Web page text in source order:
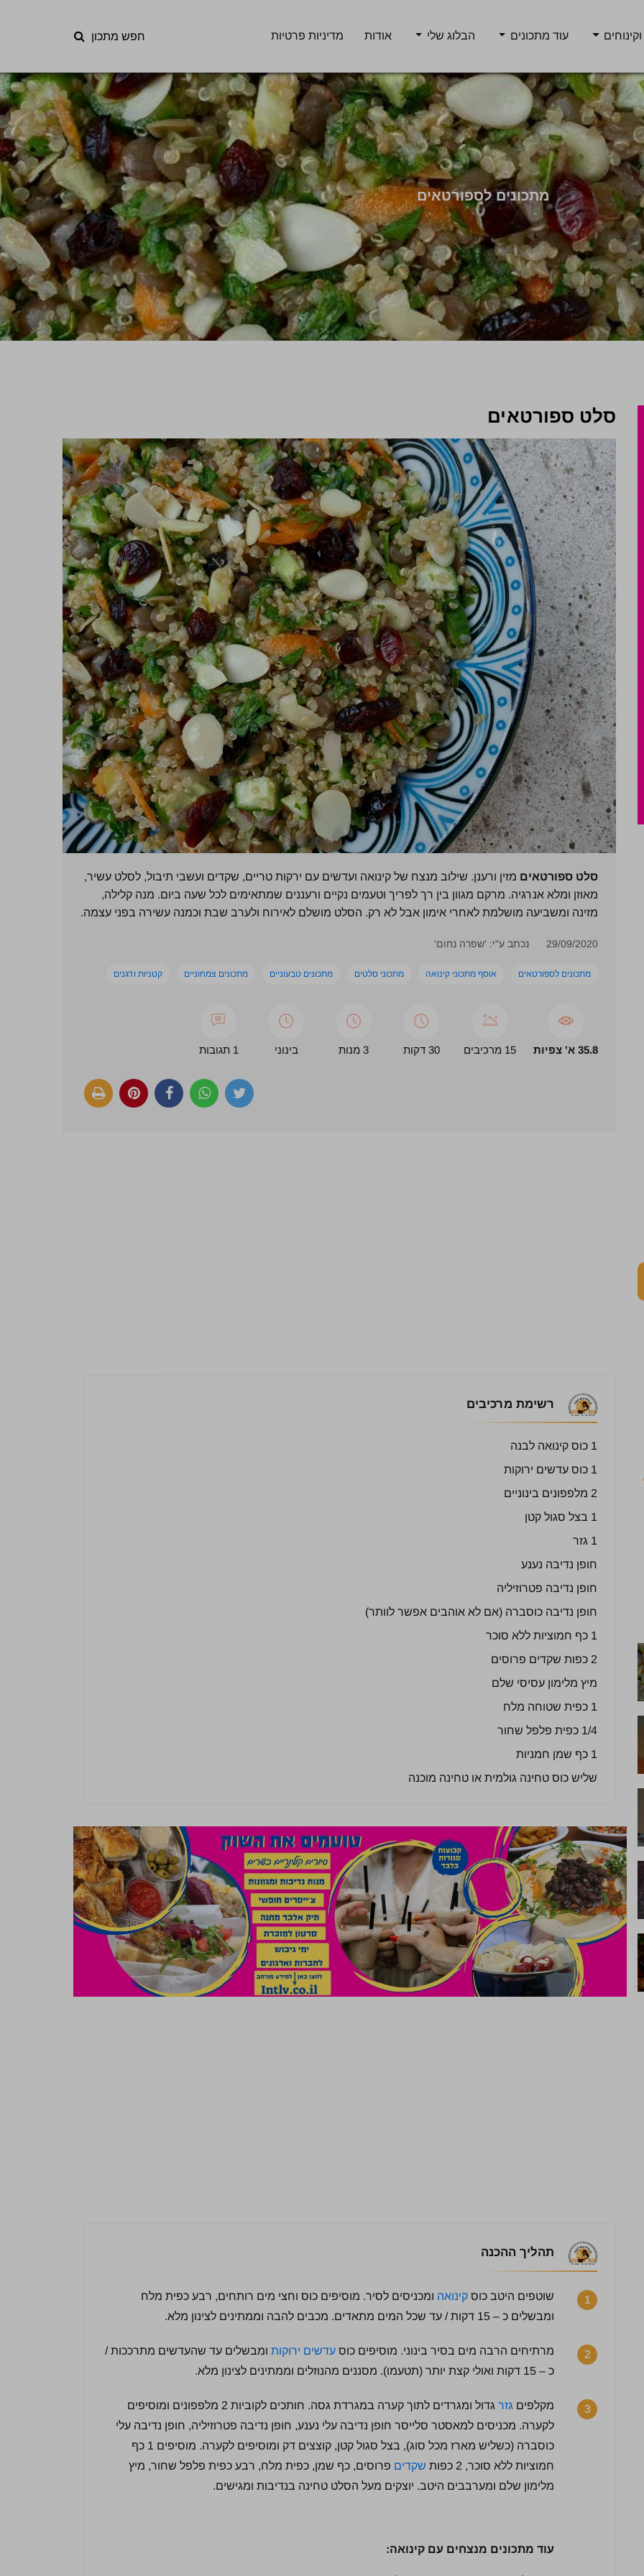
עוד מתכונים הבלוג שלי אודות מדיניות פרטיות חפש מתכון
מתכונים לספורטאים
סלט ספורטאים
סלט ספורטאים מזין ורענן. שילוב מנצח של קינואה ועדשים עם ירקות טריים, שקדים ועשבי תיבול, לסלט עשיר,
מאוזן ומלא אנרגיה. מרקם מגוון בין רך לפריך וטעמים נקיים ורעננים שמתאימים לכל שעה ביום. מנה קלילה,
מזינה ומשביעה מושלמת לאחרי אימון אבל לא רק. הסלט מושלם לאירוח ולערב שבת וכמנה עשירה בפני עצמה.
29/09/2020 נכתב ע"י: 'שפרה נחום'
מתכונים לספורטאים אוסף מתכוני קינואה מתכוני סלטים מתכונים טבעוניים מתכונים צמחוניים קטניות ודגנים
35.8 א' צפיות 15 מרכיבים 30 דקות 3 מנות בינוני 1 תגובות
רשימת מרכיבים
1 כוס קינואה לבנה
1 כוס עדשים ירוקות
2 מלפפונים בינוניים
1 בצל סגול קטן
1 גזר
חופן נדיבה נענע
חופן נדיבה פטרוזיליה
חופן נדיבה כוסברה (אם לא אוהבים אפשר לוותר)
1 כף חמוציות ללא סוכר
2 כפות שקדים פרוסים
מיץ מלימון עסיסי שלם
1 כפית שטוחה מלח
1/4 כפית פלפל שחור
1 כף שמן חמניות
שליש כוס טחינה גולמית או טחינה מוכנה
תהליך ההכנה
1 שוטפים היטב כוס קינואה ומכניסים לסיר. מוסיפים כוס וחצי מים רותחים, רבע כפית מלח
ומבשלים כ – 15 דקות / עד שכל המים מתאדים. מכבים להבה וממתינים לצינון מלא.
2 מרתיחים הרבה מים בסיר בינוני. מוסיפים כוס עדשים ירוקות ומבשלים עד שהעדשים מתרככות /
כ – 15 דקות ואולי קצת יותר (תטעמו). מסננים מהנוזלים וממתינים לצינון מלא.
3 מקלפים גזר
גדול ומגרדים לתוך קערה במגרדת גסה. חותכים לקוביות 2 מלפפונים ומוסיפים
לקערה. מכניסים למאסטר סלייסר חופן נדיבה עלי נענע, חופן נדיבה פטרוזיליה, חופן נדיבה עלי
כוסברה (כשליש מארז מכל סוג), בצל סגול קטן, קוצצים דק ומוסיפים לקערה. מוסיפים 1 כף
חמוציות ללא סוכר, 2 כפות
שקדים פרוסים, כף שמן, כפית מלח, רבע כפית פלפל שחור, מיץ
מלימון שלם ומערבבים היטב. יוצקים מעל הסלט טחינה בנדיבות ומגישים.
עוד מתכונים מנצחים עם קינואה: